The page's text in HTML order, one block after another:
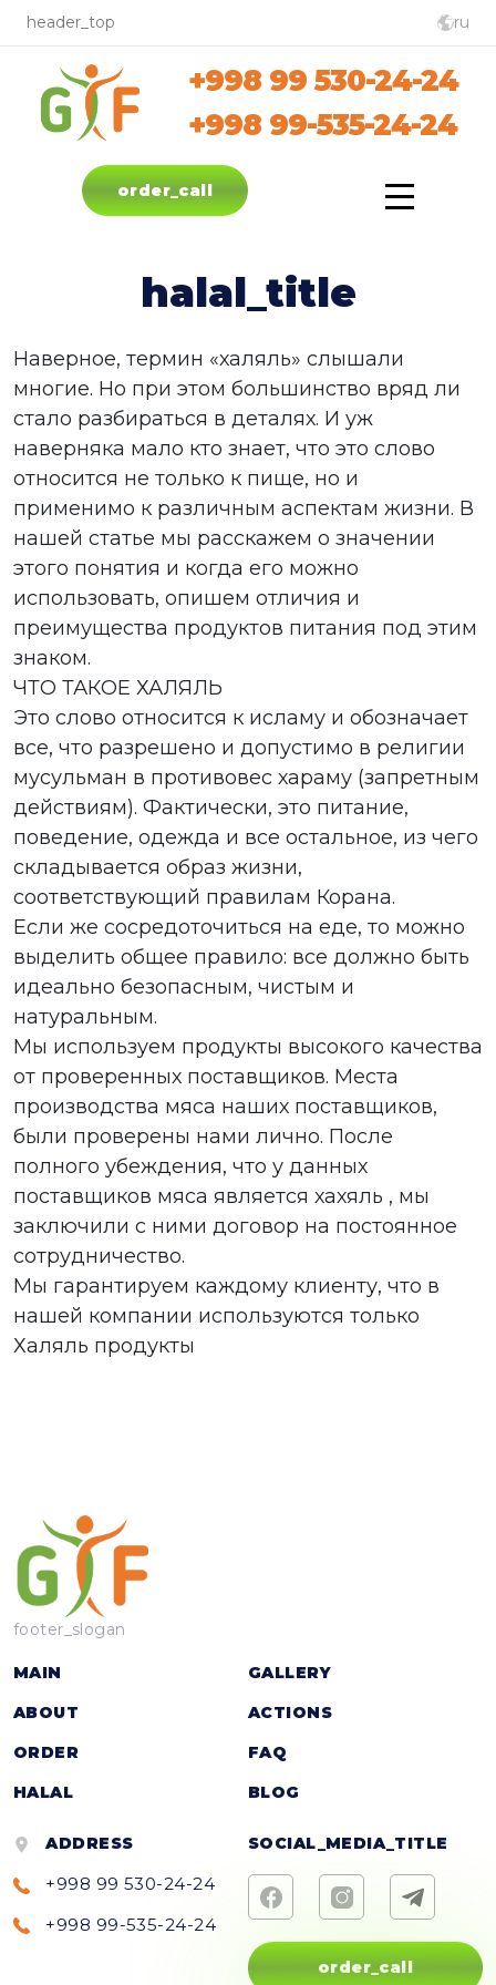
header_top ru
English
+998 99 530-24-24
+998 99-535-24-24
order_call
halal_title
Наверное, термин «халяль» слышали
многие. Но при этом большинство вряд ли
стало разбираться в деталях. И уж
наверняка мало кто знает, что это слово
относится не только к пище, но и
применимо к различным аспектам жизни. В
нашей статье мы расскажем о значении
этого понятия и когда его можно
использовать, опишем отличия и
преимущества продуктов питания под этим
знаком.
ЧТО ТАКОЕ ХАЛЯЛЬ
Это слово относится к исламу и обозначает
все, что разрешено и допустимо в религии
мусульман в противовес хараму (запретным
действиям). Фактически, это питание,
поведение, одежда и все остальное, из чего
складывается образ жизни,
соответствующий правилам Корана.
Если же сосредоточиться на еде, то можно
выделить общее правило: все должно быть
идеально безопасным, чистым и
натуральным.
Мы используем продукты высокого качества
от проверенных поставщиков. Места
производства мяса наших поставщиков,
были проверены нами лично. После
полного убеждения, что у данных
поставщиков мяса является хахяль , мы
заключили с ними договор на постоянное
сотрудничество.
Мы гарантируем каждому клиенту, что в
нашей компании используются только
Халяль продукты
footer_slogan
MAIN
ABOUT
ORDER
HALAL
GALLERY
ACTIONS
FAQ
BLOG
ADDRESS
+998 99 530-24-24
+998 99-535-24-24
SOCIAL_MEDIA_TITLE
order_call